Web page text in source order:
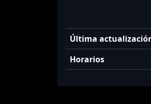
Última
Horarios